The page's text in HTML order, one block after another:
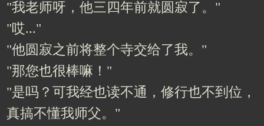
"我老师呀，他三四年前就圆寂了。"
"哎..."
"他圆寂之前将整个寺交给了我。"
"那您也很棒嘛！"
"是吗？可我经也读不通，修行也不到位，
真搞不懂我师父。"